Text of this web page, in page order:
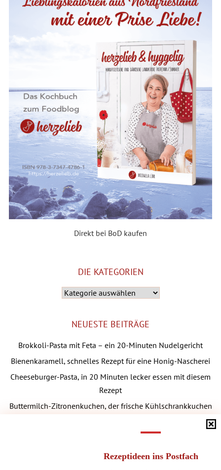
Rezeptideen ins Postfach
Direkt bei BoD kaufen
DIE KATEGORIEN
NEUESTE BEITRÄGE
Brokkoli-Pasta mit Feta – ein 20-Minuten Nudelgericht
Bienenkaramell, schnelles Rezept für eine Honig-Nascherei
Cheeseburger-Pasta, in 20 Minuten lecker essen mit diesem
Rezept
Buttermilch-Zitronenkuchen, der frische Kühlschrankkuchen
Orientalischer Zwiebelsalat: Sumach-Zwiebeln als Beilage